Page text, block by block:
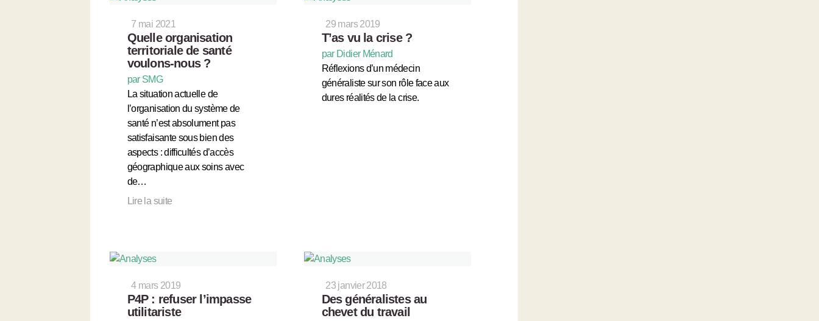
7 mai 2021
Quelle organisation
territoriale de santé
voulons-nous ?
par SMG
La situation actuelle de
l’organisation du système de
santé n’est absolument pas
satisfaisante sous bien des
aspects : difficultés d’accès
géographique aux soins avec
de…
Lire la suite
29 mars 2019
T’as vu la crise ?
par Didier Ménard
Réflexions d’un médecin
généraliste sur son rôle face aux
dures réalités de la crise.
4 mars 2019
P4P : refuser l’impasse
utilitariste
23 janvier 2018
Des généralistes au
chevet du travail